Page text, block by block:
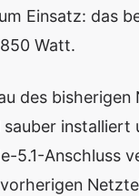
Einsatz: das
Watt.
des
sauber installiert
5.1-Anschluss